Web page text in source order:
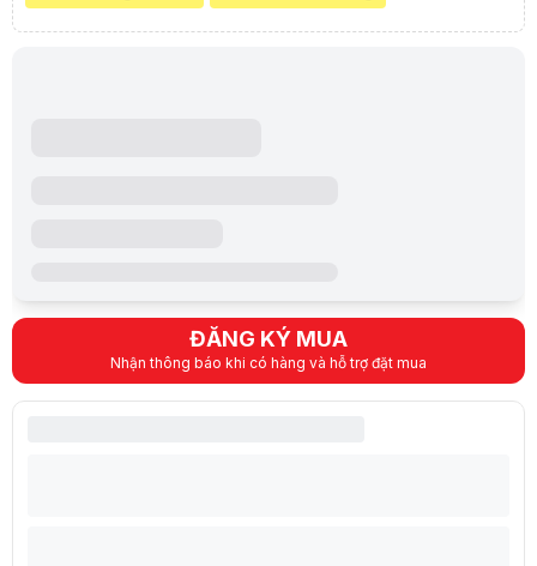
ĐĂNG KÝ MUA
Nhận thông báo khi có hàng và hỗ trợ đặt mua